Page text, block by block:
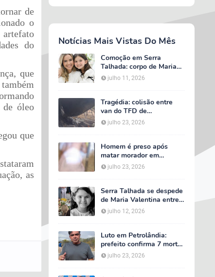
de
o
do
que
de óleo
que
as
Notícias Mais Vistas Do Mês
Comoção em Serra
Talhada: corpo de Maria
Valentina é liberado e
velório começa às 5h
julho 11, 2026
Tragédia: colisão entre
van do TFD de
Petrolândia e caminhão
deixa sete mortos em
julho 23, 2026
Homem é preso após
matar morador em
situação de rua e espalhar
sal sobre o corpo em
julho 23, 2026
Serra Talhada se despede
de Maria Valentina entre
lágrimas, louvores e uma
multidão que caminhou ao
julho 12, 2026
Luto em Petrolândia:
prefeito confirma 7 mortes
e 4 feridos em tragédia
com van do TFD e decreta
julho 23, 2026